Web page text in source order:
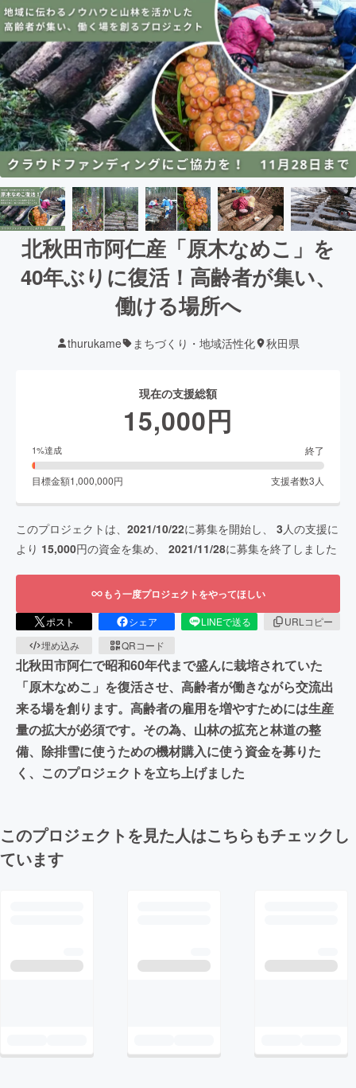
北秋田市阿仁産「原木なめこ」を
40年ぶりに復活！高齢者が集い、
働ける場所へ
thurukame まちづくり・地域活性化 秋田県
現在の支援総額
15,000円
1%達成 終了
目標金額1,000,000円 支援者数3 人
このプロジェクトは、 2021/10/22に募集を開始し、 3 人の支援に
より 15,000円の資金を集め、 2021/11/28に募集を終了しました
もう一度プロジェクトをやってほしい
ポスト シェア LINEで送る
URLコピー
埋め込み
QRコード
北秋田市阿仁で昭和60年代まで盛んに栽培されていた
「原木なめこ」を復活させ、高齢者が働きながら交流出
来る場を創ります。高齢者の雇用を増やすためには生産
量の拡大が必須です。その為、山林の拡充と林道の整
備、除排雪に使うための機材購入に使う資金を募りた
く、このプロジェクトを立ち上げました
このプロジェクトを見た人はこちらもチェックし
ています